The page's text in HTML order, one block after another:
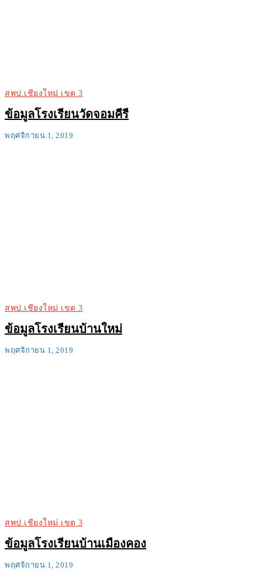
สพป.เชียงใหม่ เขต 3
ข้อมูลโรงเรียนวัดจอมคีรี
พฤศจิกายน 1, 2019
สพป.เชียงใหม่ เขต 3
ข้อมูลโรงเรียนบ้านใหม่
พฤศจิกายน 1, 2019
สพป.เชียงใหม่ เขต 3
ข้อมูลโรงเรียนบ้านเมืองคอง
พฤศจิกายน 1, 2019